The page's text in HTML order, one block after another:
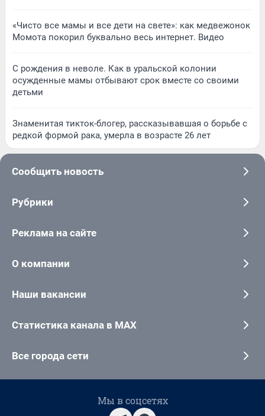
«Чисто все мамы и все дети на свете»: как медвежонок
Момота покорил буквально весь интернет. Видео
С рождения в неволе. Как в уральской колонии
осужденные мамы отбывают срок вместе со своими
детьми
Знаменитая тикток-блогер, рассказывавшая о борьбе с
редкой формой рака, умерла в возрасте 26 лет
Сообщить новость
Рубрики
Реклама на сайте
О компании
Наши вакансии
Статистика канала в MAX
Все города сети
Мы в соцсетях